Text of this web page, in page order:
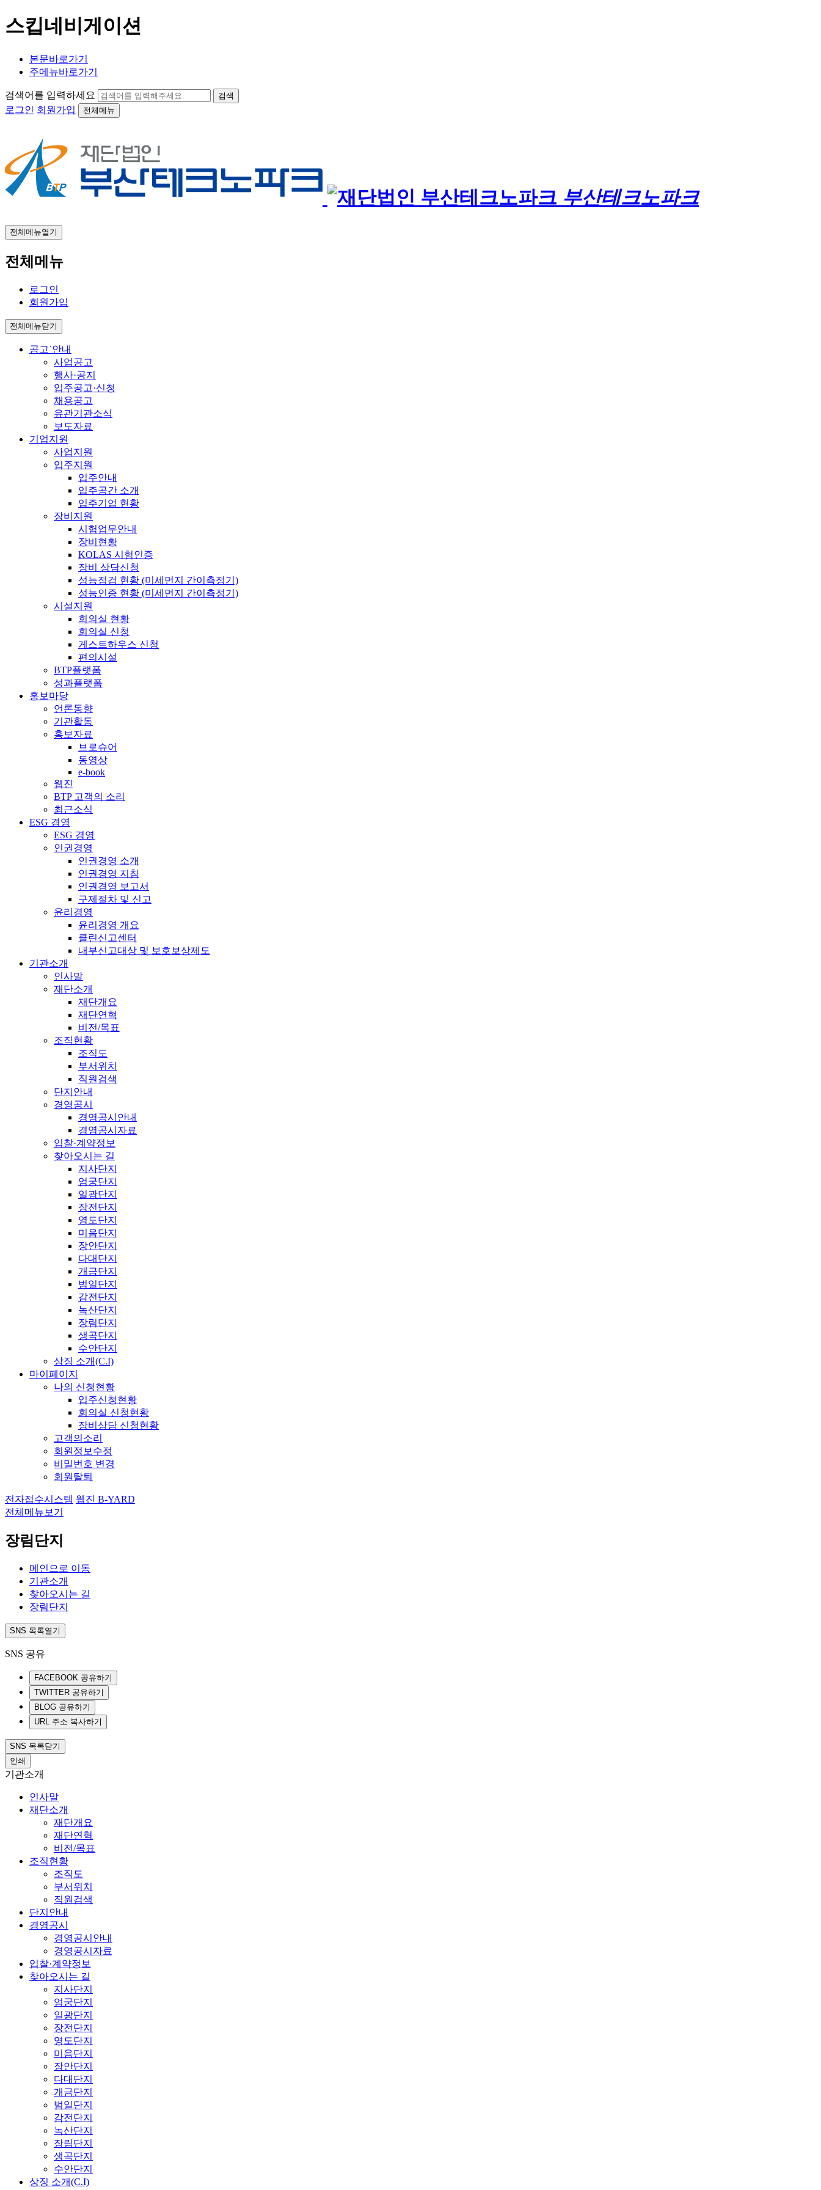
스킵네비게이션
본문바로가기
주메뉴바로가기
검색어를 입력하세요 검색
로그인 회원가입 전체메뉴
부산테크노파크
전체메뉴열기
전체메뉴
로그인
회원가입
전체메뉴닫기
공고˙안내
사업공고
행사·공지
입주공고·신청
채용공고
유관기관소식
보도자료
기업지원
사업지원
입주지원
입주안내
입주공간 소개
입주기업 현황
장비지원
시험업무안내
장비현황
KOLAS 시험인증
장비 상담신청
성능점검 현황 (미세먼지 간이측정기)
성능인증 현황 (미세먼지 간이측정기)
시설지원
회의실 현황
회의실 신청
게스트하우스 신청
편의시설
BTP플랫폼
성과플랫폼
홍보마당
언론동향
기관활동
홍보자료
브로슈어
동영상
e-book
웹진
BTP 고객의 소리
최근소식
ESG 경영
ESG 경영
인권경영
인권경영 소개
인권경영 지침
인권경영 보고서
구제절차 및 신고
윤리경영
윤리경영 개요
클린신고센터
내부신고대상 및 보호보상제도
기관소개
인사말
재단소개
재단개요
재단연혁
비전/목표
조직현황
조직도
부서위치
직원검색
단지안내
경영공시
경영공시안내
경영공시자료
입찰·계약정보
찾아오시는 길
지사단지
엄궁단지
일광단지
장전단지
영도단지
미음단지
장안단지
다대단지
개금단지
범일단지
감전단지
녹산단지
장림단지
생곡단지
수안단지
상징 소개(C.I)
마이페이지
나의 신청현황
입주신청현황
회의실 신청현황
장비상담 신청현황
고객의소리
회원정보수정
비밀번호 변경
회원탈퇴
전자접수시스템 웹진 B-YARD
전체메뉴보기
장림단지
메인으로 이동
기관소개
찾아오시는 길
장림단지
SNS 목록열기
SNS 공유
FACEBOOK 공유하기
TWITTER 공유하기
BLOG 공유하기
URL 주소 복사하기
SNS 목록닫기
인쇄
기관소개
인사말
재단소개
재단개요
재단연혁
비전/목표
조직현황
조직도
부서위치
직원검색
단지안내
경영공시
경영공시안내
경영공시자료
입찰·계약정보
찾아오시는 길
지사단지
엄궁단지
일광단지
장전단지
영도단지
미음단지
장안단지
다대단지
개금단지
범일단지
감전단지
녹산단지
장림단지
생곡단지
수안단지
상징 소개(C.I)